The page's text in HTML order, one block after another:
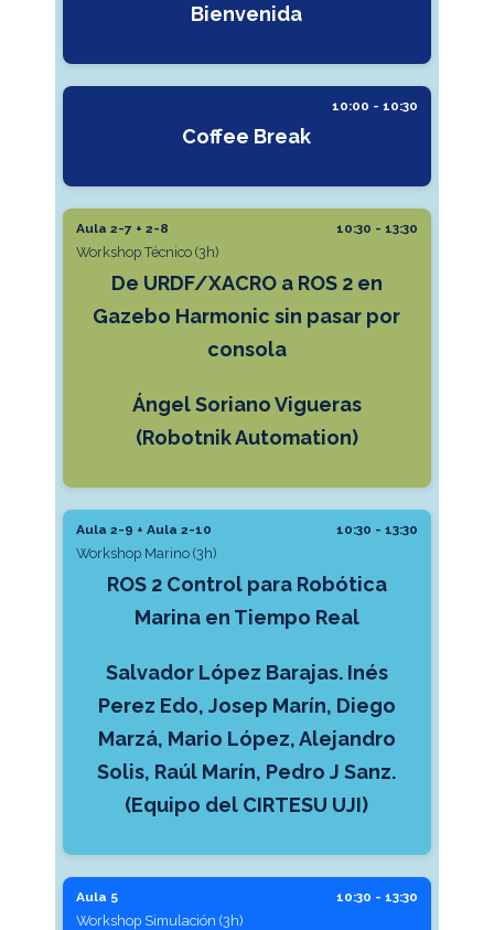
Bienvenida
10:00 - 10:30
Coffee Break
Aula 2-7 + 2-8 10:30 - 13:30
Workshop Técnico (3h)
De URDF/XACRO a ROS 2 en
Gazebo Harmonic sin pasar por
consola
Ángel Soriano Vigueras
(Robotnik Automation)
Aula 2-9 + Aula 2-10 10:30 - 13:30
Workshop Marino (3h)
ROS 2 Control para Robótica
Marina en Tiempo Real
Salvador López Barajas. Inés
Perez Edo, Josep Marín, Diego
Marzá, Mario López, Alejandro
Solis, Raúl Marín, Pedro J Sanz.
(Equipo del CIRTESU UJI)
Aula 5 10:30 - 13:30
Workshop Simulación (3h)